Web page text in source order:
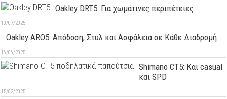
Oakley DRT5: Για χωμάτινες περιπέτειες
10/07/2025
Oakley ARO5: Απόδοση, Στυλ και Ασφάλεια σε Κάθε Διαδρομή
16/06/2025
Shimano CT5: Και casual
και SPD
15/02/2025